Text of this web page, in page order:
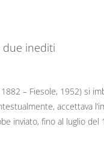
due inediti
– Fiesole, 1952) si
accettava
inviato, fino al luglio del